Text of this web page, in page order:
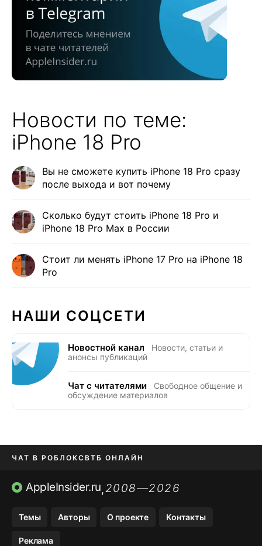
Новости по теме:
iPhone 18 Pro
Вы не сможете купить iPhone 18 Pro сразу
после выхода и вот почему
Сколько будут стоить iPhone 18 Pro и
iPhone 18 Pro Max в России
Стоит ли менять iPhone 17 Pro на iPhone 18
Pro
НАШИ СОЦСЕТИ
Новостной канал
Новости, статьи и
анонсы публикаций
Чат с читателями
Свободное общение и
обсуждение материалов
ЧАТ В РОБЛОКСВТБ ОНЛАЙН
ПРИЛОЖЕНИЯ APP STORE
AppleInsider.ru,2008—2026
Темы Авторы О проекте Контакты
Реклама